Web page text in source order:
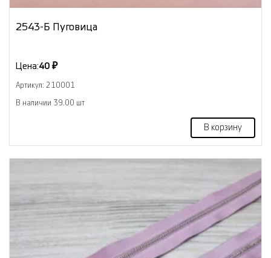
2543-Б Пуговица
Цена:40 ₽
Артикул: 210001
В наличии 39.00 шт
В корзину